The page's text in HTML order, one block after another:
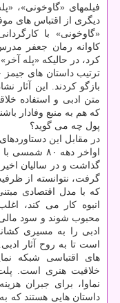
فیلمهای «گاوخونی»،
دیگری از اقتباس های
«گاوخونی» با
کاوانه رمان جعفر
کرد، در حالیکه «پله
ترتیب داستان های جیمز
بازگو کردند. این آثار
متن ادبی و استفاده
که هم به منبع وفادار
پول چه می گوید؟
در مقابل این
اواخر دهه
گذاشت و در سالیان
گرفت، نتوانسته از
که با مدل اقتصادی
انبوه کار می کند،
محبوب شوند و سود مالی
ادبی را به مسیری
است تا به روح آثار
های اقتباسی شبکه
خلاقیت هنری است.
نماوا، برای جبران
داستان هایی هستند که